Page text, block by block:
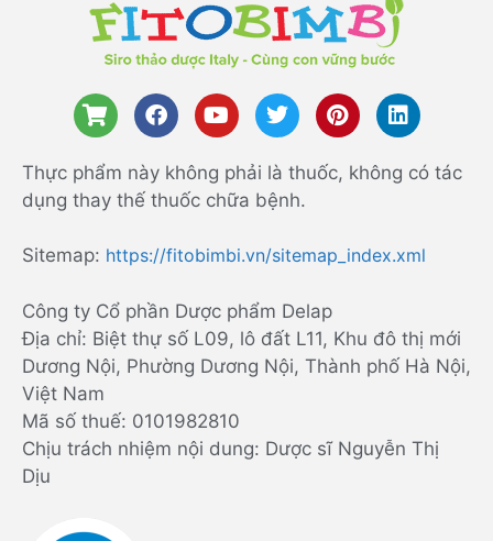
Thực phẩm này không phải là thuốc, không có tác
dụng thay thế thuốc chữa bệnh.
Sitemap: https://fitobimbi.vn/sitemap_index.xml
Công ty Cổ phần Dược phẩm Delap
Địa chỉ: Biệt thự số L09, lô đất L11, Khu đô thị mới
Dương Nội, Phường Dương Nội, Thành phố Hà Nội,
Việt Nam
Mã số thuế: 0101982810
Chịu trách nhiệm nội dung: Dược sĩ Nguyễn Thị
Dịu